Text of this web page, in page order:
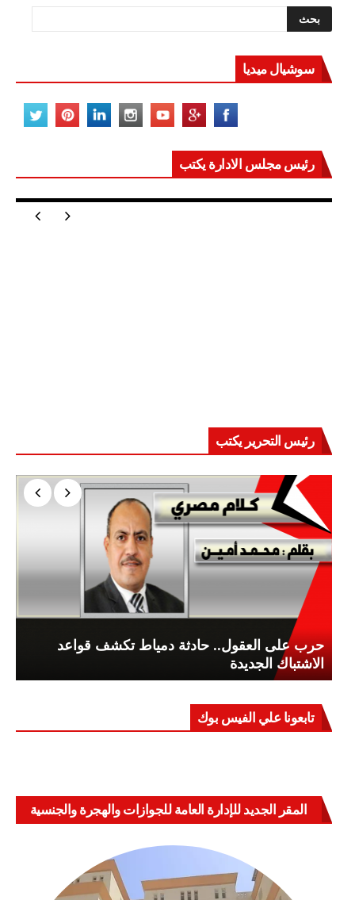
سوشيال ميديا
رئيس مجلس الادارة يكتب
مصر تعيد للعالم اتزانه
رئيس التحرير يكتب
حرب على العقول.. حادثة دمياط تكشف قواعد
الاشتباك الجديدة
تابعونا علي الفيس بوك
المقر الجديد للإدارة العامة للجوازات والهجرة والجنسية